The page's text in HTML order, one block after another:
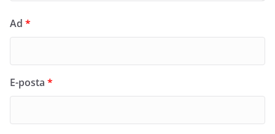
Ad *
E-posta *